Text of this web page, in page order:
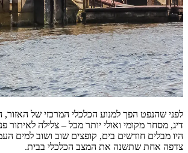
לפני שהנפט הפך למנוע הכלכלי המרכזי של האזור,
דיג, מסחר מקומי ואולי יותר מכל – צלילה לאיתור
היו מבלים חודשים בים, קופצים שוב ושוב למים
צדפה אחת שתשנה את המצב הכלכלי בבית.